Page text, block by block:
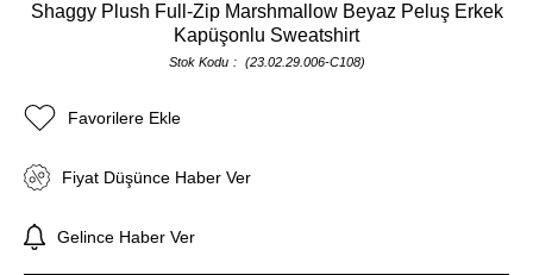
Shaggy Plush Full-Zip Marshmallow Beyaz Peluş Erkek
Kapüşonlu Sweatshirt
Stok Kodu (23.02.29.006-C108)
Favorilere Ekle
Fiyat Düşünce Haber Ver
Gelince Haber Ver